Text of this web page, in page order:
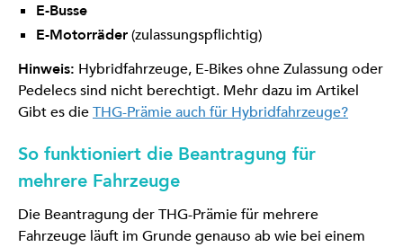
E-Busse
E-Motorräder(zulassungspflichtig)
Hinweis: Hybridfahrzeuge, E-Bikes ohne Zulassung oder
Pedelecs sind nicht berechtigt. Mehr dazu im Artikel
Gibt es dieTHG-Prämie auch für Hybridfahrzeuge?
So funktioniert die Beantragung für
mehrere Fahrzeuge
Die Beantragung der THG-Prämie für mehrere
Fahrzeuge läuft im Grunde genauso ab wie bei einem